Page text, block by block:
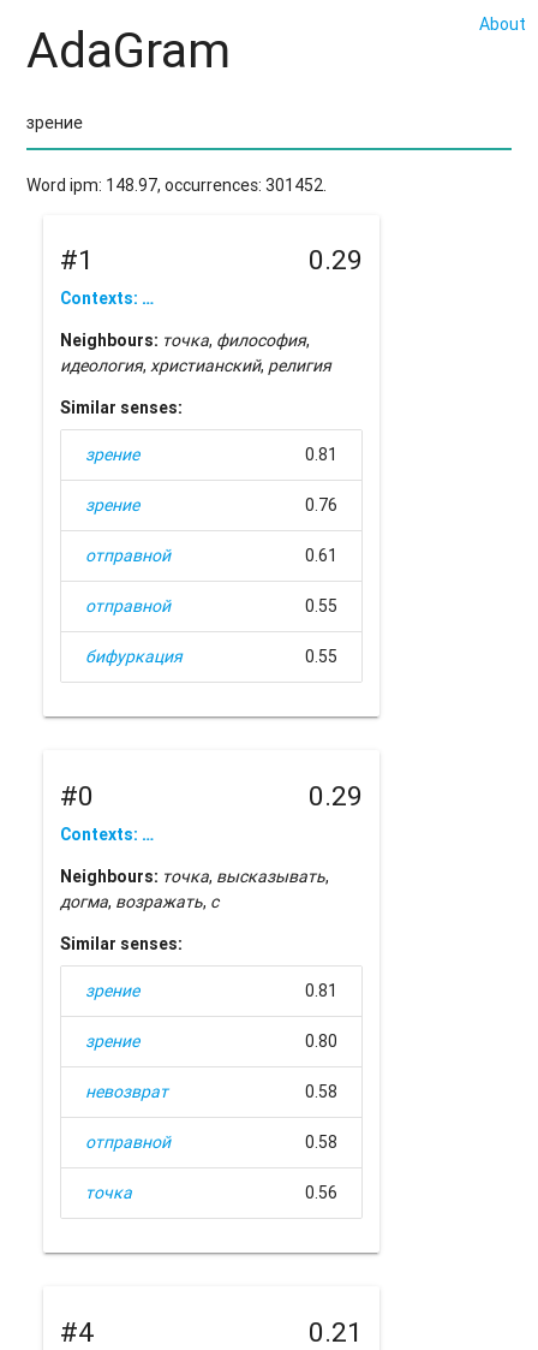
About
AdaGram
Word ipm: 148.97, occurrences: 301452.
#1 0.29
Contexts: …
Neighbours: точка, философия,
идеология,христианский, религия
Similar senses:
зрение 0.81
зрение 0.76
отправной 0.61
отправной 0.55
бифуркация 0.55
#0 0.29
Contexts: …
Neighbours: точка, высказывать,
догма, возражать, с
Similar senses:
зрение 0.81
зрение 0.80
невозврат 0.58
отправной 0.58
точка 0.56
#4 0.21